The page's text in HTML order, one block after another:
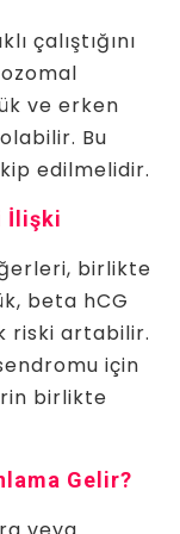
çalıştığını
ve erken
Bu
edilmelidir.
İlişki
birlikte
beta hCG
riski artabilir.
için
birlikte
Gelir?